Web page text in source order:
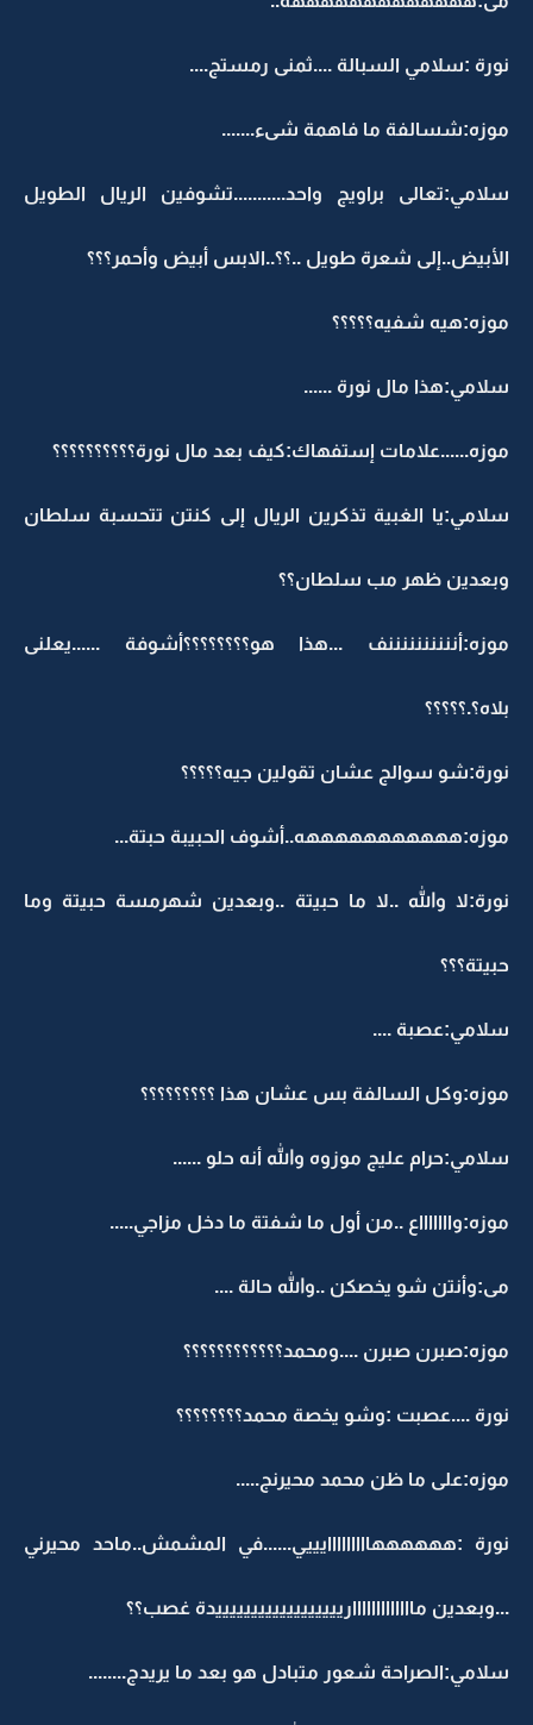
نورة :سلامي السبالة ....ثمنى رمستج....
موزه:شسالفة ما فاهمة شىء.......
سلامي:تعالى براويج واحد...........تشوفين الريال الطويل
الأبيض..إلى شعرة طويل ..؟؟..الابس أبيض وأحمر؟؟؟
موزه:هيه شفيه؟؟؟؟؟
سلامي:هذا مال نورة ......
موزه......علامات إستفهاك:كيف بعد مال نورة؟؟؟؟؟؟؟؟؟؟
سلامي:يا الغبية تذكرين الريال إلى كنتن تتحسبة سلطان
وبعدين ظهر مب سلطان؟؟
موزه:أننننننننننف ...هذا هو؟؟؟؟؟؟؟؟أشوفة ......يعلنى
بلاه؟.؟؟؟؟؟
نورة:شو سوالج عشان تقولين جيه؟؟؟؟؟
موزه:هههههههههههه..أشوف الحبيبة حبتة...
نورة:لا والله ..لا ما حبيتة ..وبعدين شهرمسة حبيتة وما
حبيتة؟؟؟
سلامي:عصبة ....
موزه:وكل السالفة بس عشان هذا ؟؟؟؟؟؟؟؟؟
سلامي:حرام عليج موزوه والله أنه حلو ......
موزه:واااااااع ..من أول ما شفتة ما دخل مزاجي.....
مى:وأنتن شو يخصكن ..والله حالة ....
موزه:صبرن صبرن ....ومحمد؟؟؟؟؟؟؟؟؟؟؟؟
نورة ....عصبت :وشو يخصة محمد؟؟؟؟؟؟؟؟
موزه:على ما ظن محمد محيرنج.....
نورة :ههههههااااااااايييي......في المشمش..ماحد محيرني
...وبعدين مااااااااااااارييييييييييييييييييدة غصب؟؟
سلامي:الصراحة شعور متبادل هو بعد ما يريدج........